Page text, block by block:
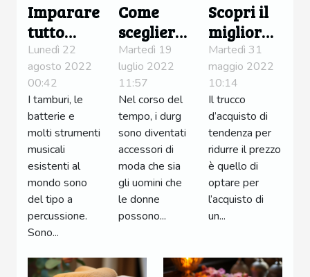
Imparare
tutto
sull'hang
drum
Lunedì 22
agosto 2022
00:42
I tamburi, le
batterie e
molti strumenti
musicali
esistenti al
mondo sono
del tipo a
percussione.
Sono...
Come
scegliere
un durag
Martedì 19
luglio 2022
11:57
Nel corso del
tempo, i durg
sono diventati
accessori di
moda che sia
gli uomini che
le donne
possono...
Scopri il
miglior
sito di
annunci
di articoli
di
seconda
mano,
retrò,
nuovi e
rari a
bassi
Martedì 31
maggio 2022
10:14
Il trucco
d’acquisto di
tendenza per
ridurre il prezzo
è quello di
optare per
l’acquisto di
un...